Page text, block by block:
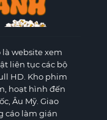
website xem
liên tục các bộ
HD. Kho phim
hoạt hình đến
Âu Mỹ. Giao
cáo làm gián